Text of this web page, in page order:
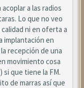
a las radios
Lo que no veo
ni en oferta a
implantación en
recepción de una
movimiento cosa
si que tiene la FM.
de marras así que